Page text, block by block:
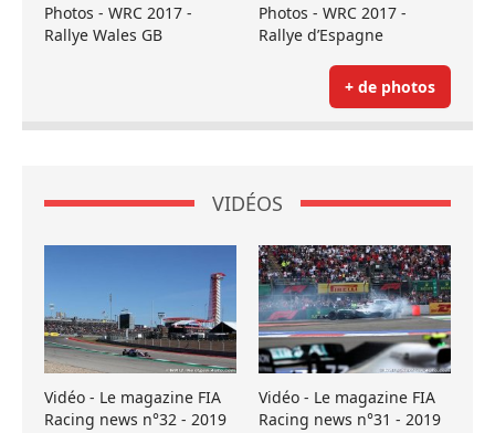
Photos - WRC 2017 -
Rallye Wales GB
Photos - WRC 2017 -
Rallye d’Espagne
+ de photos
VIDÉOS
Vidéo - Le magazine FIA
Racing news n°32 - 2019
Vidéo - Le magazine FIA
Racing news n°31 - 2019